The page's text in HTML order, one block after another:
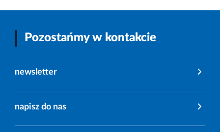
Pozostańmy w kontakcie
newsletter
napisz do nas